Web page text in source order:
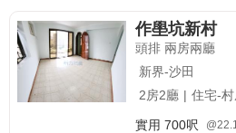
作壆坑新村
頭排 兩房兩廳
新界-沙田
2房2廳 | 住宅-村
實用 700呎